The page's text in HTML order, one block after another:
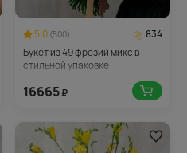
5.0 (500)
834
Букет из 49 фрезий микс в
стильной упаковке
16665₽